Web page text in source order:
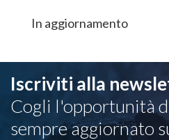
In aggiornamento
Iscriviti alla
Cogli l'opportunità
sempre aggiornato